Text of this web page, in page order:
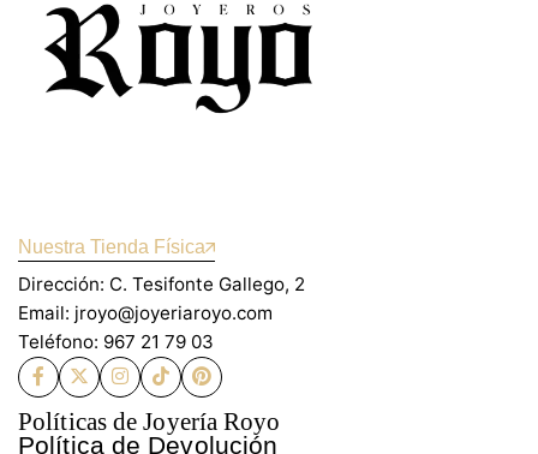
Nuestra Tienda Física
Dirección: C. Tesifonte Gallego, 2
Email: jroyo@joyeriaroyo.com
Teléfono: 967 21 79 03
Políticas de Joyería Royo
Política de Devolución